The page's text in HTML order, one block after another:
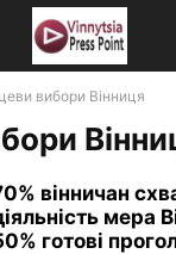
вибори Вінниця
вінничан
мера
готові